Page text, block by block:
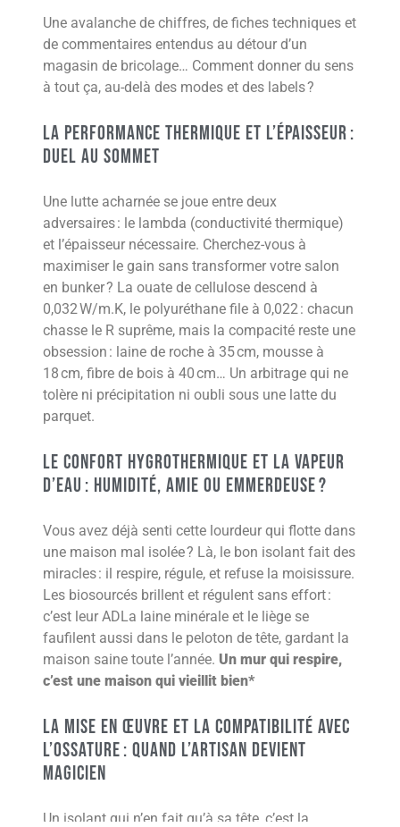
Une avalanche de chiffres, de fiches techniques et
de commentaires entendus au détour d’un
magasin de bricolage… Comment donner du sens
à tout ça, au-delà des modes et des labels ?
La Performance Thermique et l’Épaisseur :
Duel au Sommet
Une lutte acharnée se joue entre deux
adversaires : le lambda (conductivité thermique)
et l’épaisseur nécessaire. Cherchez-vous à
maximiser le gain sans transformer votre salon
en bunker ? La ouate de cellulose descend à
0,032 W/m.K, le polyuréthane file à 0,022 : chacun
chasse le R suprême, mais la compacité reste une
obsession : laine de roche à 35 cm, mousse à
18 cm, fibre de bois à 40 cm… Un arbitrage qui ne
tolère ni précipitation ni oubli sous une latte du
parquet.
Le Confort Hygrothermique et la Vapeur
d’Eau : Humidité, Amie ou Emmerdeuse ?
Vous avez déjà senti cette lourdeur qui flotte dans
une maison mal isolée ? Là, le bon isolant fait des
miracles : il respire, régule, et refuse la moisissure.
Les biosourcés brillent et régulent sans effort :
c’est leur ADLa laine minérale et le liège se
faufilent aussi dans le peloton de tête, gardant la
maison saine toute l’année. Un mur qui respire,
c’est une maison qui vieillit bien*
La Mise en Œuvre Et la Compatibilité avec
L’Ossature : Quand l’Artisan Devient
Magicien
Un isolant qui n’en fait qu’à sa tête, c’est la